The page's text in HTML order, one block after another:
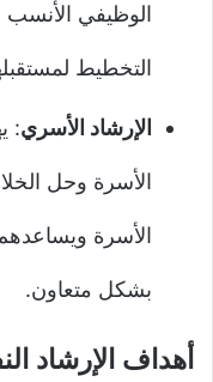
الوظيفي الأنسب
التخطيط
الإرشاد الأسري:
الأسرة وحل
الأسرة
بشكل متعاون.
أهداف الإرشاد